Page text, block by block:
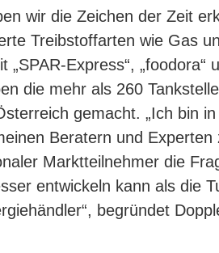
wir die Zeichen der Zeit
Treibstoffarten wie Gas
„SPAR-Express“, „foodora“
die mehr als 260
gemacht. „Ich bin
Beratern und Experten
Marktteilnehmer die
entwickeln kann als die
begründet